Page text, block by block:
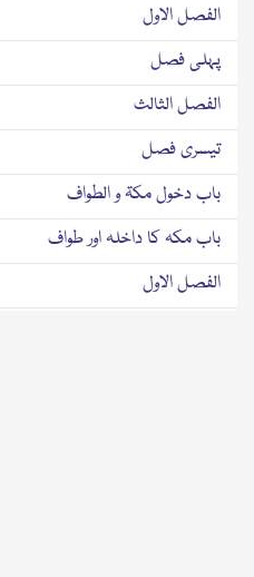
الفصل الاول
پہلی فصل
الفصل الثالث
تیسری فصل
باب دخول مکۃ و الطواف
باب مکہ کا داخلہ اور طواف
الفصل الاول